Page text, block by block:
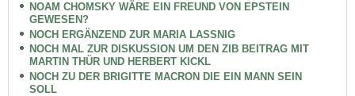
NOAM CHOMSKY WÄRE EIN FREUND VON EPSTEIN
GEWESEN?
NOCH ERGÄNZEND ZUR MARIA LASSNIG
NOCH MAL ZUR DISKUSSION UM DEN ZIB BEITRAG MIT
MARTIN THÜR UND HERBERT KICKL
NOCH ZU DER BRIGITTE MACRON DIE EIN MANN SEIN
SOLL